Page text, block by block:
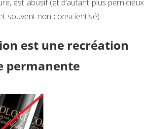
est abusif (et d’autant plus pernicieux
souvent non conscientisé).
est une recréation
permanente